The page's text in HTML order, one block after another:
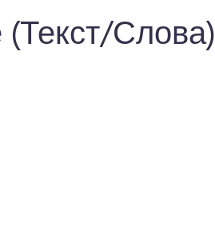
Слова)